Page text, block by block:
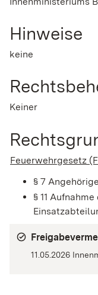
Hinweise
keine
Keiner
Feuerwehrgesetz
§ 7
§ 11
11.05.2026